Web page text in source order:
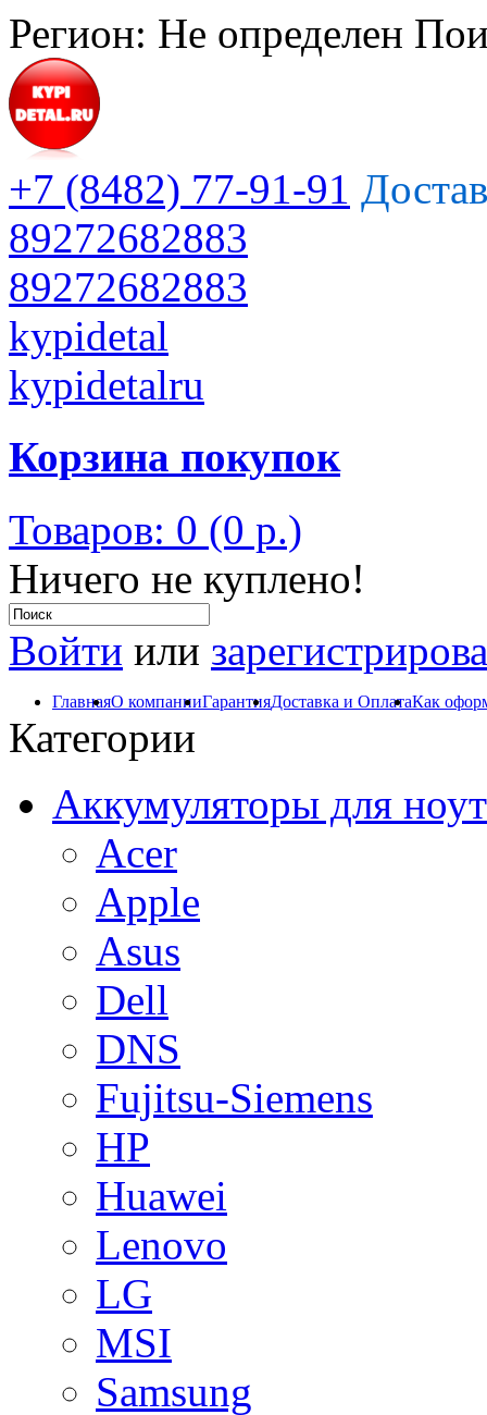
Регион: Не определен
+7 (8482) 77-91-91
89272682883
89272682883
kypidetal
kypidetalru
Корзина покупок
Товаров: 0 (0 р.)
Ничего не куплено!
Войти или
ГлавнаяО компанииГарантияДоставка и ОплатаКак
Категории
Аккумуляторы для
Acer
Apple
Asus
Dell
DNS
Fujitsu-Siemens
HP
Huawei
Lenovo
LG
MSI
Samsung